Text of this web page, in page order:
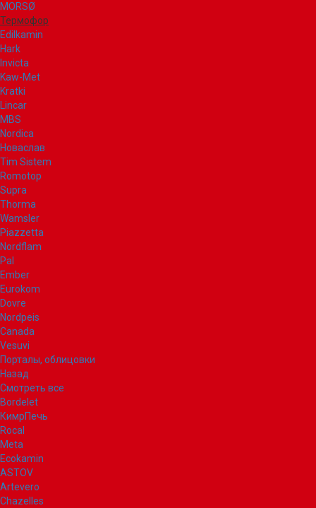
MORSØ
Термофор
Edilkamin
Hark
Invicta
Kaw-Met
Kratki
Lincar
MBS
Nordica
Новаслав
Tim Sistem
Romotop
Supra
Thorma
Wamsler
Piazzetta
Nordflam
Pal
Ember
Eurokom
Dovre
Nordpeis
Canada
Vesuvi
Порталы, облицовки
Назад
Смотреть все
Bordelet
КимрПечь
Rocal
Meta
Ecokamin
ASTOV
Artevero
Chazelles